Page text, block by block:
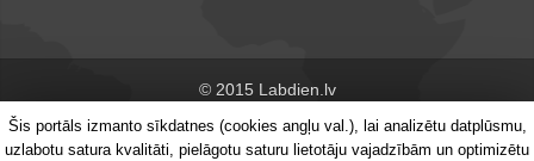
© 2015 Labdien.lv
Par portālu Kontakti
Šis portāls izmanto sīkdatnes (cookies angļu val.), lai analizētu datplūsmu,
uzlabotu satura kvalitāti, pielāgotu saturu lietotāju vajadzībām un optimizētu